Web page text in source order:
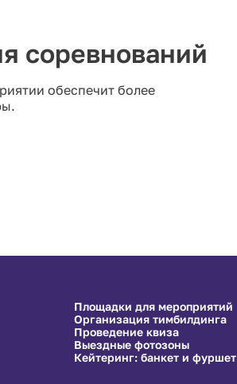
соревнований
обеспечит более
Площадки для мероприятий
Организация тимбилдинга
Проведение квиза
Выездные фотозоны
Кейтеринг: банкет и фуршет